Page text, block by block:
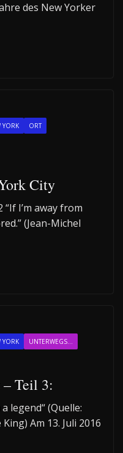
des New Yorker
YORK
ORT
City
I’m away from
(Jean-Michel
YORK UNTERWEGS...
Teil 3:
legend“ (Quelle:
Am 13. Juli 2016